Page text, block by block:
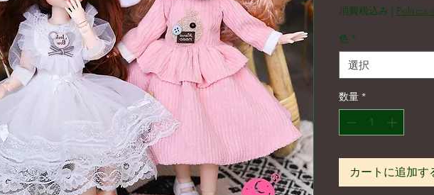
消費税込み | Politica
色 *
選択
数量 *
カートに追加す